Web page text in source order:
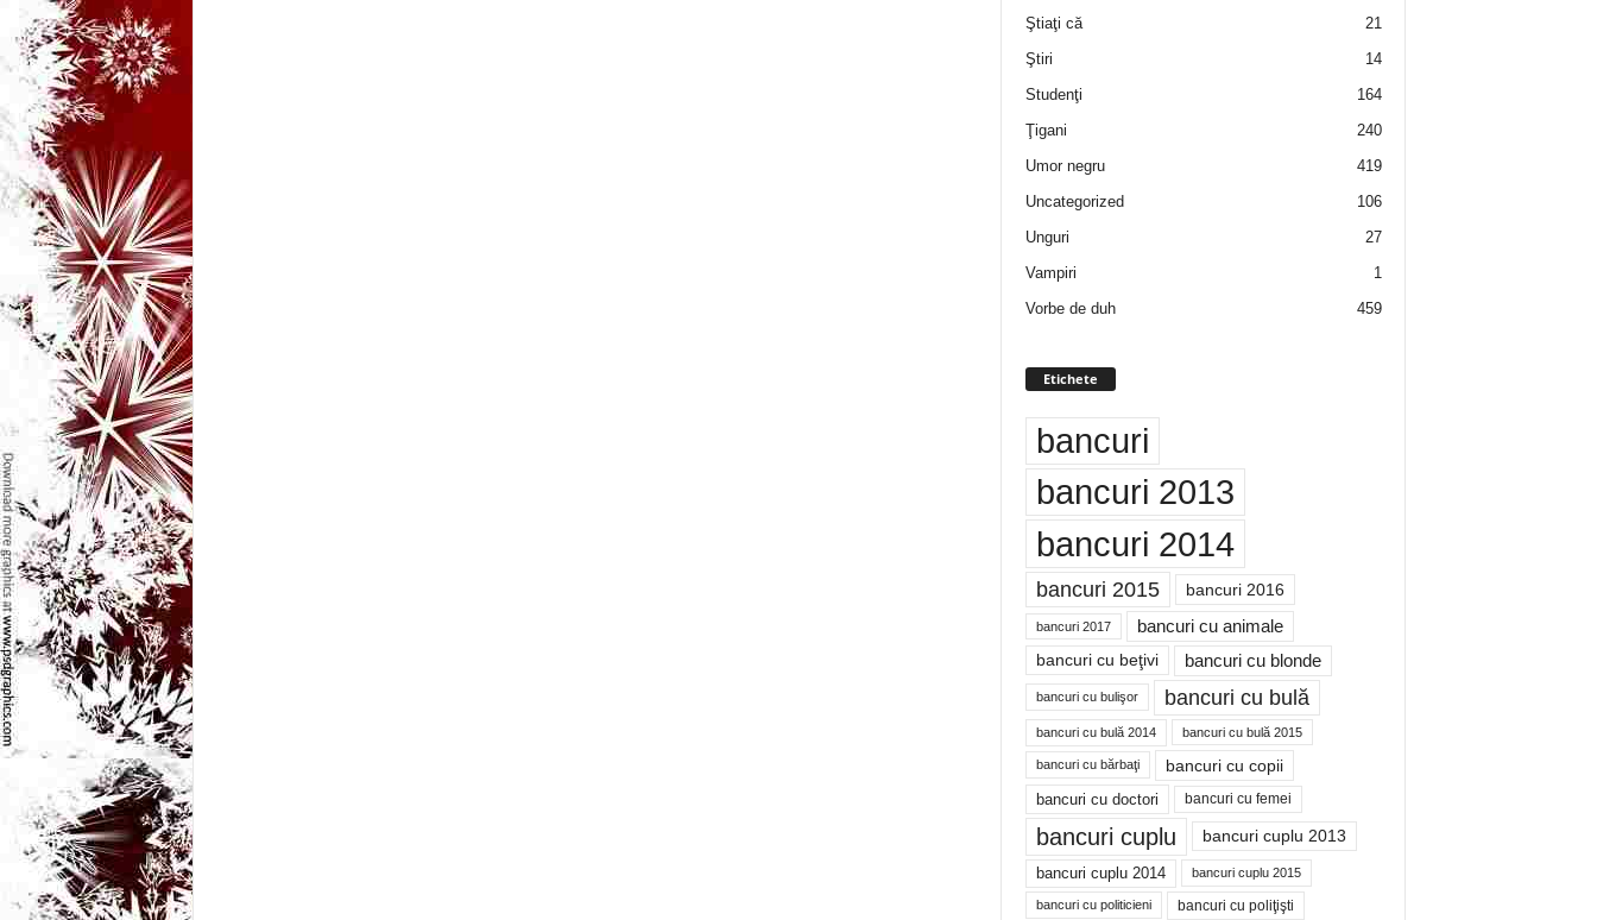
Ştiaţi că
21
Ştiri
14
Studenţi
164
Ţigani
240
Umor negru
419
Uncategorized
106
Unguri
27
Vampiri
1
Vorbe de duh
459
Etichete
bancuri
bancuri 2013
bancuri 2014
bancuri 2015 bancuri 2016
bancuri 2017 bancuri cu animale
bancuri cu beţivi bancuri cu blonde
bancuri cu bulişor bancuri cu bulă
bancuri cu bulă 2014 bancuri cu bulă 2015
bancuri cu bărbaţi bancuri cu copii
bancuri cu doctori bancuri cu femei
bancuri cuplu bancuri cuplu 2013
bancuri cuplu 2014 bancuri cuplu 2015
bancuri cu politicieni bancuri cu poliţişti